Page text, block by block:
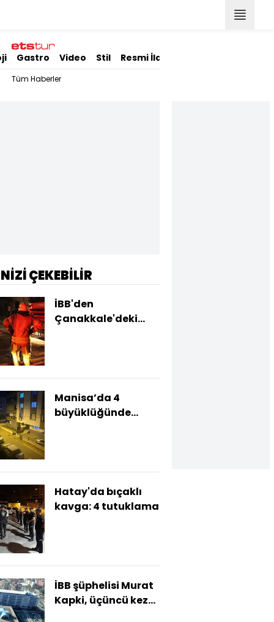
Gastro Video Stil Resmi İlanlar
Tüm Haberler
ÇEKEBİLİR
İBB'den
Çanakkale'deki
Manisa’da 4
büyüklüğünde
Hatay'da bıçaklı
kavga: 4 tutuklama
İBB şüphelisi Murat
Kapki, üçüncü kez